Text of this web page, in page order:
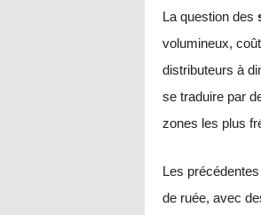
La question des
volumineux,
distributeurs à
se traduire par
zones les plus
Les
de ruée, avec